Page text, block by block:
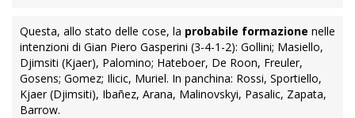
Questa, allo stato delle cose, la probabile formazione nelle
intenzioni di Gian Piero Gasperini (3-4-1-2): Gollini; Masiello,
Djimsiti (Kjaer), Palomino; Hateboer, De Roon, Freuler,
Gosens; Gomez; Ilicic, Muriel. In panchina: Rossi, Sportiello,
Kjaer (Djimsiti), Ibañez, Arana, Malinovskyi, Pasalic, Zapata,
Barrow.